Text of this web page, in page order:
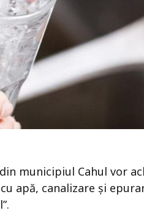
municipiul Cahul vor
apă, canalizare și